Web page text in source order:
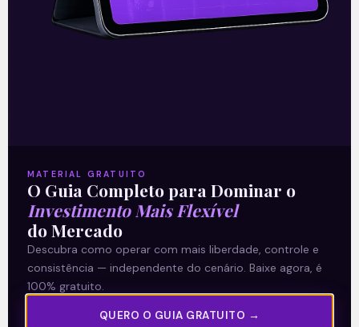
Acompanhe nossas Redes Sociais!
O conteúdo foi útil para você? Compartilhe!
MATERIAL GRATUITO
O Guia Completo para Dominar o
Investimento Mais Flexível
do Mercado
Descubra como operar com mais liberdade, controle e
consistência — independente do cenário. Baixe agora, é
100% gratuito.
QUERO O GUIA GRATUITO →